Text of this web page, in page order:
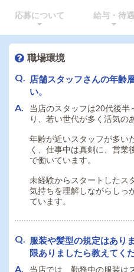
応募について 給与・待遇
職場環境
店舗スタッフさんの年齢
い。
当店のスタッフは20代後半
り、若い世代が多く活気の
年齢が近いスタッフが多い
く、仕事中は真剣に、営業
で働いています。
未経験からスタートしたス
気持ちを理解しながらしっ
ています。
服装や髪型の規定はあり
限ありましたら教えてく
当店では、勤務中の服装は